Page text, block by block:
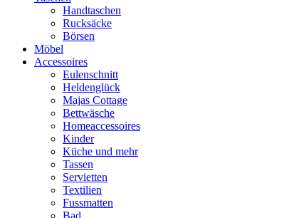
Handtaschen
Rucksäcke
Börsen
Möbel
Accessoires
Eulenschnitt
Heldenglück
Majas Cottage
Bettwäsche
Homeaccessoires
Kinder
Küche und mehr
Tassen
Servietten
Textilien
Fussmatten
Bad